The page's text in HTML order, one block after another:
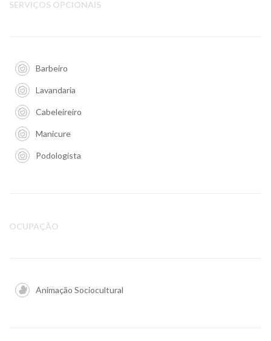
SERVIÇOS OPCIONAIS
Barbeiro
Lavandaria
Cabeleireiro
Manicure
Podologista
OCUPAÇÃO
Animação Sociocultural